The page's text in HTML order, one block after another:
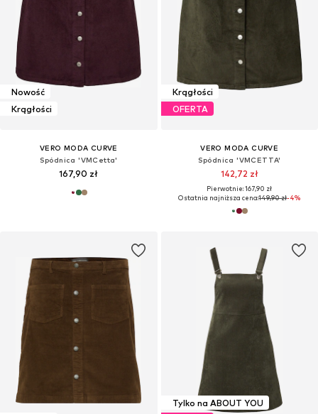
Nowość
Krągłości
VERO MODA CURVE
Spódnica 'VMCetta'
167,90 zł
Krągłości
OFERTA
VERO MODA CURVE
Spódnica 'VMCETTA'
142,72 zł
Pierwotnie: 167,90 zł
Ostatnia najniższa cena:149,90 zł-4%
Tylko na ABOUT YOU